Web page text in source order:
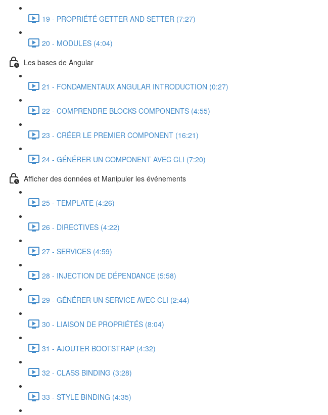
19 - PROPRIÉTÉ GETTER AND SETTER (7:27)
20 - MODULES (4:04)
Les bases de Angular
21 - FONDAMENTAUX ANGULAR INTRODUCTION (0:27)
22 - COMPRENDRE BLOCKS COMPONENTS (4:55)
23 - CRÉER LE PREMIER COMPONENT (16:21)
24 - GÉNÉRER UN COMPONENT AVEC CLI (7:20)
Afficher des données et Manipuler les événements
25 - TEMPLATE (4:26)
26 - DIRECTIVES (4:22)
27 - SERVICES (4:59)
28 - INJECTION DE DÉPENDANCE (5:58)
29 - GÉNÉRER UN SERVICE AVEC CLI (2:44)
30 - LIAISON DE PROPRIÉTÉS (8:04)
31 - AJOUTER BOOTSTRAP (4:32)
32 - CLASS BINDING (3:28)
33 - STYLE BINDING (4:35)